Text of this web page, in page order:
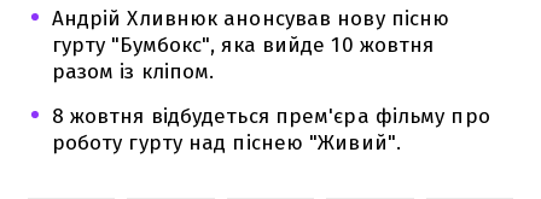
Андрій Хливнюк анонсував нову пісню
гурту "Бумбокс", яка вийде 10 жовтня
разом із кліпом.
8 жовтня відбудеться прем'єра фільму про
роботу гурту над піснею "Живий".